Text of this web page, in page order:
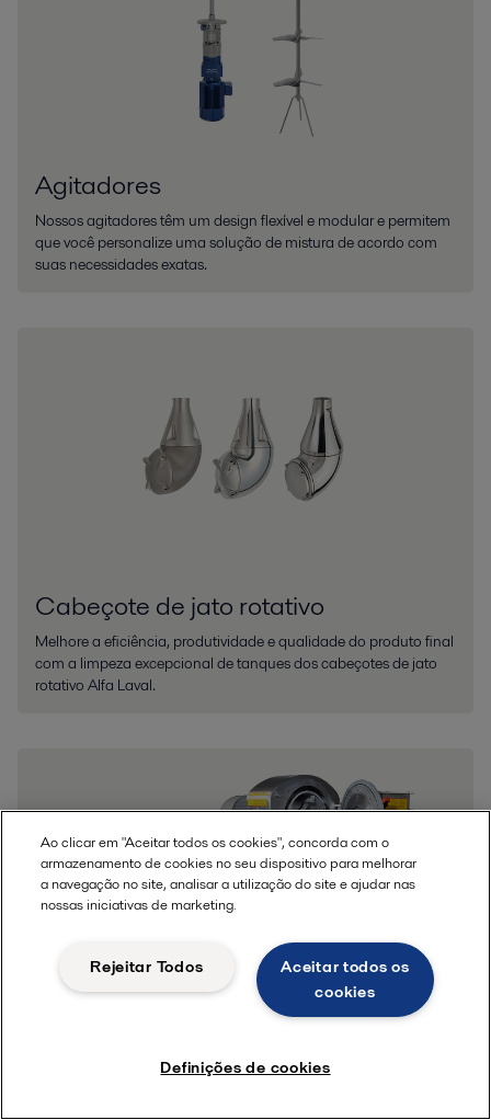
Agitadores
Nossos agitadores têm um design flexível e modular e permitem
que você personalize uma solução de mistura de acordo com
suas necessidades exatas.
Cabeçote de jato rotativo
Melhore a eficiência, produtividade e qualidade do produto final
com a limpeza excepcional de tanques dos cabeçotes de jato
rotativo Alfa Laval.
Paste preparation is one of the critical steps in determining both
Ao clicar em "Aceitar todos os cookies", concorda com o
armazenamento de cookies no seu dispositivo para melhorar
a navegação no site, analisar a utilização do site e ajudar nas
nossas iniciativas de marketing.
Aceitar todos os
cookies
Rejeitar Todos
Definições de cookies